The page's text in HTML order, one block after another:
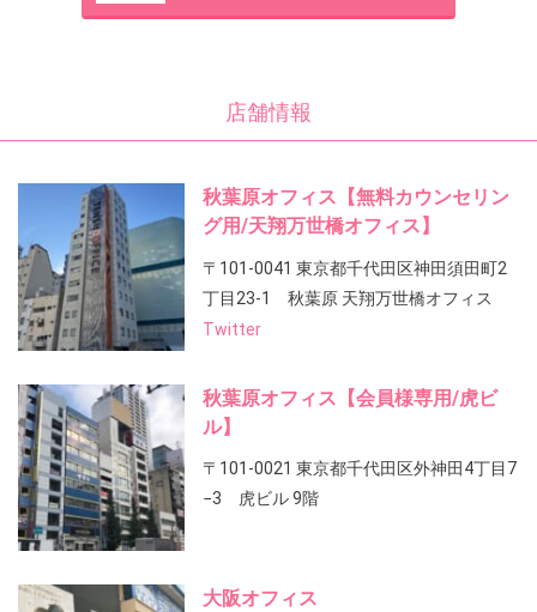
店舗情報
秋葉原オフィス【無料カウンセリン
グ用/天翔万世橋オフィス】
〒101-0041 東京都千代田区神田須田町2
丁目23-1 秋葉原 天翔万世橋オフィス
Twitter
秋葉原オフィス【会員様専用/虎ビ
ル】
〒101-0021 東京都千代田区外神田4丁目7
−3 虎ビル 9階
大阪オフィス